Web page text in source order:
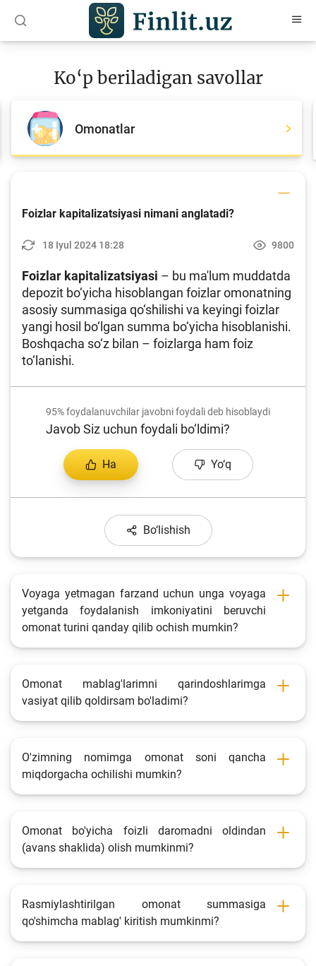
Maqolalar
O‘quv qo‘llanmalar
Loyihalar
Depozit va kredit kalkulyatorlari
So‘rovlar
Fotogalereya
Loyiha haqida
Kengaytirilgan qidiruv
Sayt xaritasi
Ko‘p beriladigan savollar
Omonatlar
Foizlar kapitalizatsiyasi nimani anglatadi?
18 Iyul 2024 18:28 9800
Foizlar kapitalizatsiyasi – bu ma'lum muddatda
depozit bo‘yicha hisoblangan foizlar omonatning
asosiy summasiga qo‘shilishi va keyingi foizlar
yangi hosil bo‘lgan summa bo‘yicha hisoblanishi.
Boshqacha so‘z bilan – foizlarga ham foiz
to‘lanishi.
95%foydalanuvchilar javobni foydali deb hisoblaydi
Javob Siz uchun foydali bo‘ldimi?
Ha Yo‘q
Bo‘lishish
Voyaga yetmagan farzand uchun unga voyaga
yetganda foydalanish imkoniyatini beruvchi
omonat turini qanday qilib ochish mumkin?
Omonat mablag'larimni qarindoshlarimga
vasiyat qilib qoldirsam bo'ladimi?
O'zimning nomimga omonat soni qancha
miqdorgacha ochilishi mumkin?
Omonat bo'yicha foizli daromadni oldindan
(avans shaklida) olish mumkinmi?
Rasmiylashtirilgan omonat summasiga
qo'shimcha mablag' kiritish mumkinmi?